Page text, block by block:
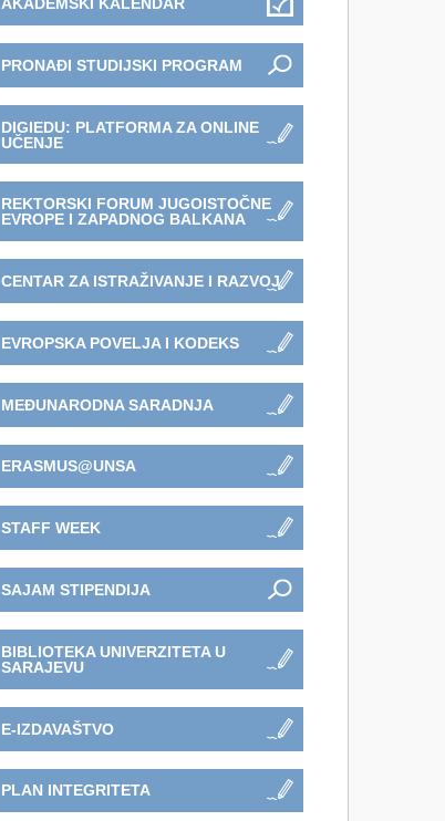
PRONAĐI STUDIJSKI PROGRAM
DIGIEDU: PLATFORMA ZA ONLINE
UČENJE
REKTORSKI FORUM JUGOISTOČNE
EVROPE I ZAPADNOG BALKANA
CENTAR ZA ISTRAŽIVANJE I RAZVOJ
EVROPSKA POVELJA I KODEKS
MEĐUNARODNA SARADNJA
ERASMUS@UNSA
STAFF WEEK
SAJAM STIPENDIJA
BIBLIOTEKA UNIVERZITETA U
SARAJEVU
E-IZDAVAŠTVO
PLAN INTEGRITETA